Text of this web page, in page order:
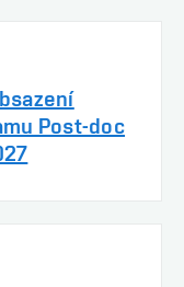
Post-doc